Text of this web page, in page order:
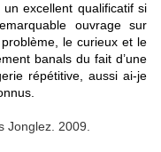
excellent qualificatif si
ouvrage sur
problème, le curieux et le
banals du fait d’une
répétitive, aussi ai-je
Jonglez. 2009.